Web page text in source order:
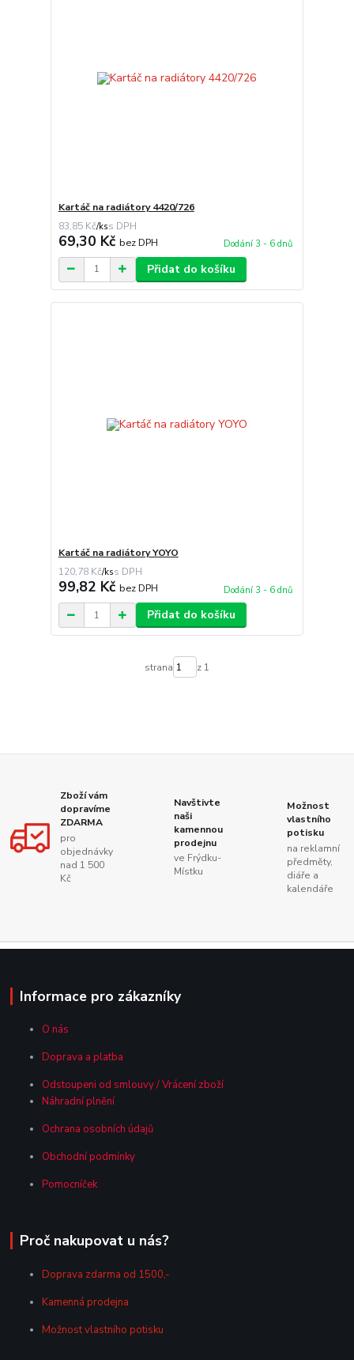
Kartáč na radiátory 4420/726
83,85 Kč/ks
69,30 Kč bez DPH Dodání 3 - 6 dnů
Přidat do košíku
Kartáč na radiátory YOYO
120,78 Kč/ks
99,82 Kč bez DPH Dodání 3 - 6 dnů
Přidat do košíku
strana z 1
Zboží vám
dopravíme
ZDARMA
pro
objednávky
nad 1 500
Kč
Navštivte
naši
kamennou
prodejnu
ve Frýdku-
Místku
Možnost
vlastního
potisku
na reklamní
předměty,
diáře a
kalendáře
Informace pro zákazníky
O nás
Doprava a platba
Odstoupeni od smlouvy / Vrácení zboží
Náhradní plnění
Ochrana osobních údajů
Obchodní podmínky
Pomocníček
Proč nakupovat u nás?
Doprava zdarma od 1500,-
Kamenná prodejna
Možnost vlastního potisku